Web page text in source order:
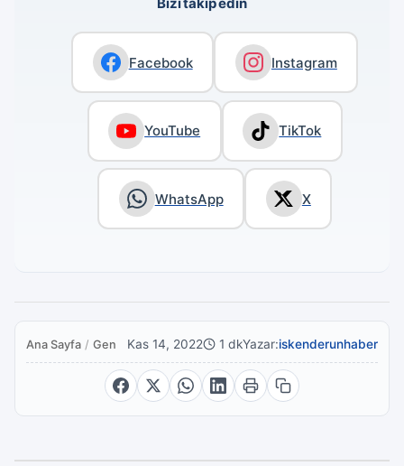
Facebook Instagram
YouTube TikTok
WhatsApp X
Ana Sayfa / Genel Kas 14, 2022 1 dkYazar:iskenderunhaber